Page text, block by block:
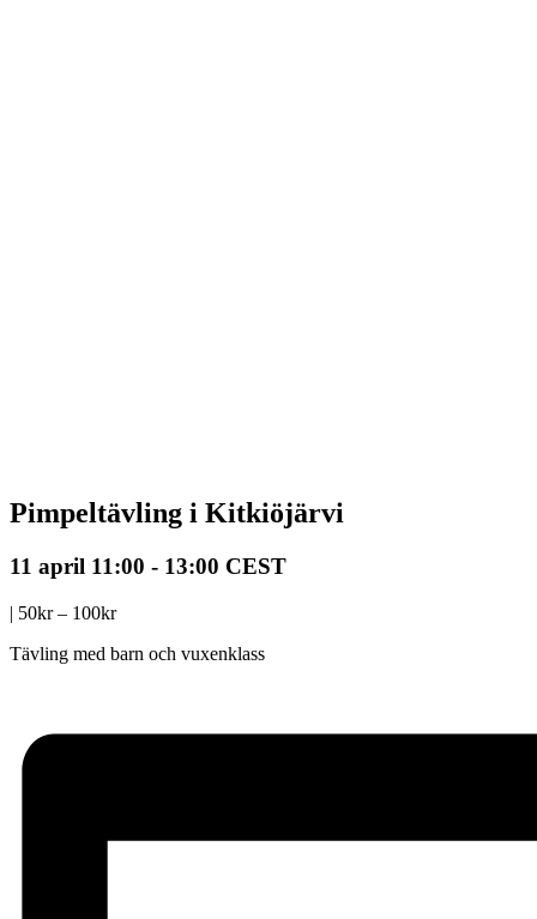
Pimpeltävling i Kitkiöjärvi
11 april 11:00 - 13:00 CEST
| 50kr – 100kr
Tävling med barn och vuxenklass